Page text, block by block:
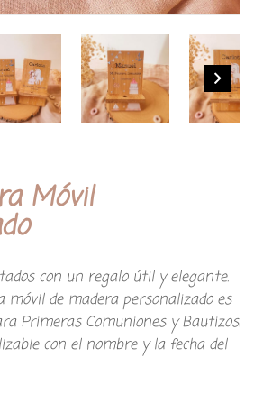
Móvil
con un regalo útil y elegante.
móvil de madera personalizado es
Primeras Comuniones y Bautizos.
con el nombre y la fecha del